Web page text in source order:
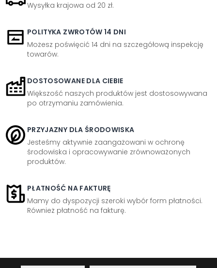
Wysyłka krajowa od 20 zł.
POLITYKA ZWROTÓW 14 DNI
Możesz poświęcić 14 dni na szczegółową inspekcję
towarów.
DOSTOSOWANE DLA CIEBIE
Większość naszych produktów jest dostosowywana
po otrzymaniu zamówienia.
PRZYJAZNY DLA ŚRODOWISKA
Jesteśmy aktywnie zaangażowani w ochronę
środowiska i opracowywanie zrównoważonych
produktów.
PŁATNOŚĆ NA FAKTURĘ
Mamy do dyspozycji szeroki wybór form płatności.
Również płatność na fakturę.